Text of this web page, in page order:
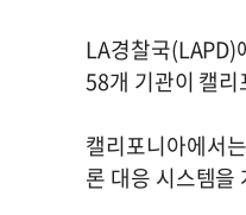
LA경찰국(LAPD)
58개 기관이 캘
캘리포니아에서
론 대응 시스템을